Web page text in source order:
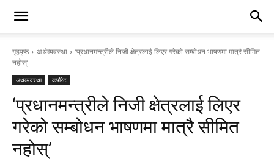
गृहपृष्ठ अर्थव्यवस्था
‘प्रधानमन्त्रीले निजी क्षेत्रलाई लिएर गरेको सम्बोधन भाषणमा मात्रै सीमित
नहोस्’
अर्थव्यवस्था कर्पोरेट
‘प्रधानमन्त्रीले निजी क्षेत्रलाई लिएर
गरेको सम्बोधन भाषणमा मात्रै सीमित
नहोस्’